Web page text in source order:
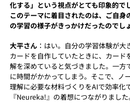
化する」という視点がとても印象的で
このテーマに着目されたのは、ご自身
の学習の様子がきっかけだったのでし
大平さん ：はい。自分の学習体験が
カードを自作していたときに、カード
解を深めていると気づきました。一方
に時間がかかってしまう。そこで、ノ
理解に必要な材料づくりをAIで効率化
『Neureka!』の着想につながりました